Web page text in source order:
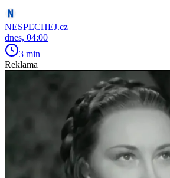
NESPECHEJ.cz
dnes, 04:00
3 min
Reklama